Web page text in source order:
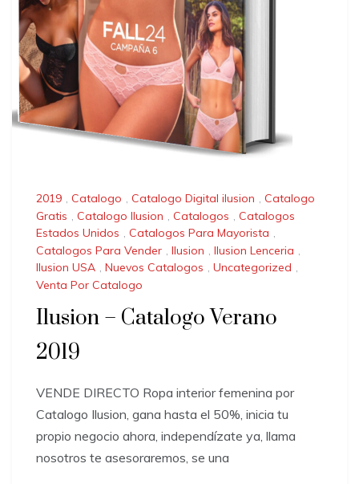
2019 , Catalogo , Catalogo Digital ilusion , Catalogo
Gratis , Catalogo Ilusion , Catalogos , Catalogos
Estados Unidos , Catalogos Para Mayorista ,
Catalogos Para Vender , Ilusion , Ilusion Lenceria ,
Ilusion USA , Nuevos Catalogos , Uncategorized ,
Venta Por Catalogo
Ilusion – Catalogo Verano
2019
VENDE DIRECTO Ropa interior femenina por
Catalogo Ilusion, gana hasta el 50%, inicia tu
propio negocio ahora, independízate ya, llama
nosotros te asesoraremos, se una